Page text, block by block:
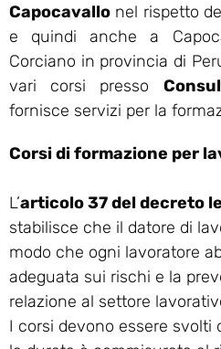
Capocavallo nel rispetto
e quindi anche a
Corciano in provincia di
vari corsi presso
fornisce servizi per la
Corsi di formazione per
L’articolo 37 del decreto
stabilisce che il datore di
modo che ogni lavoratore
adeguata sui rischi e la
relazione al settore
I corsi devono essere svolti